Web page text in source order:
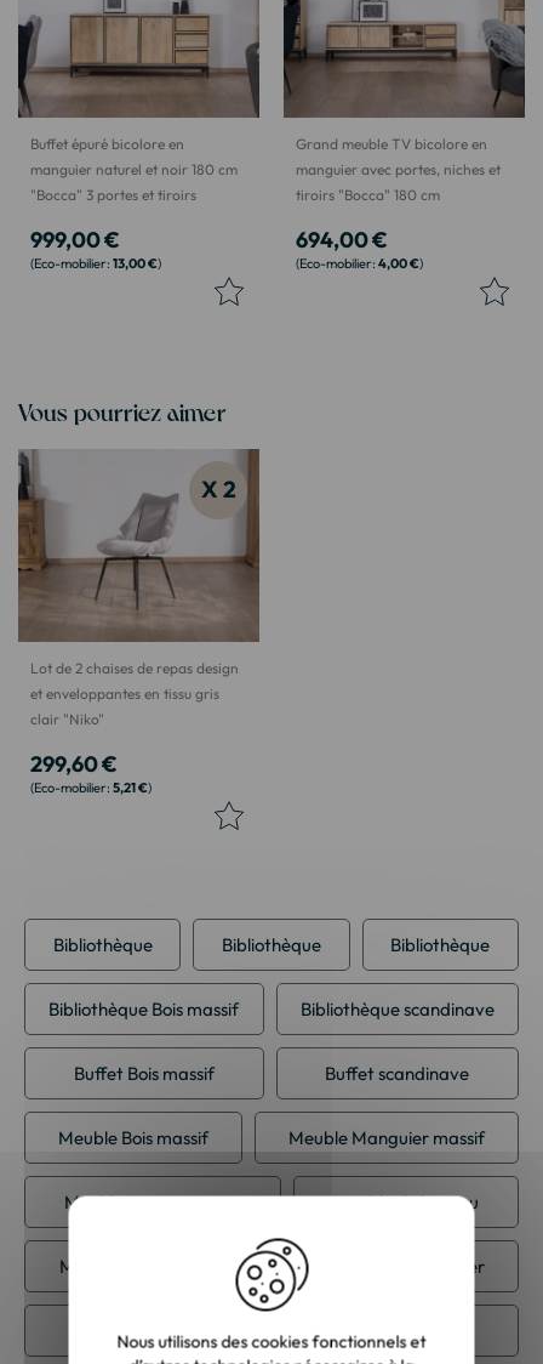
Buffet épuré bicolore en
manguier naturel et noir 180 cm
"Bocca" 3 portes et tiroirs
999,00 €
13,00 €
Grand meuble TV bicolore en
manguier avec portes, niches et
tiroirs "Bocca" 180 cm
694,00 €
4,00 €
Vous pourriez aimer
X 2
Lot de 2 chaises de repas design
et enveloppantes en tissu gris
clair "Niko"
299,60 €
5,21 €
Bibliothèque Bibliothèque Bibliothèque
Bibliothèque Bois massif Bibliothèque scandinave
Buffet Bois massif Buffet scandinave
Meuble Bois massif Meuble Manguier massif
Meuble contemporain Meuble de bureau
Meuble de cuisine Meuble de salle à manger
Meuble de salon Meuble scandinave
Nous utilisons des cookies fonctionnels et